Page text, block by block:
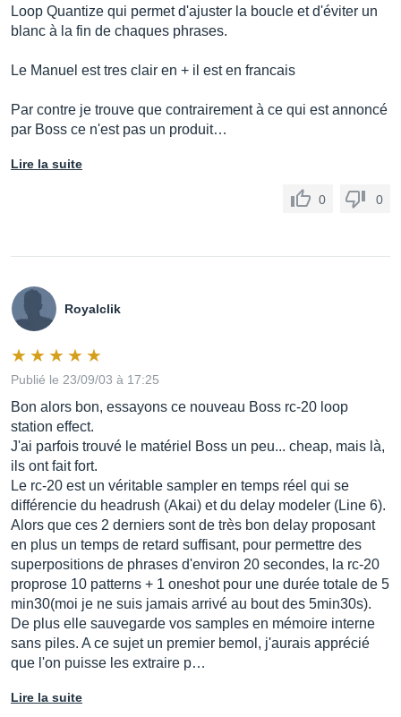
Loop Quantize qui permet d'ajuster la boucle et d'éviter un
blanc à la fin de chaques phrases.
Le Manuel est tres clair en + il est en francais
Par contre je trouve que contrairement à ce qui est annoncé
par Boss ce n'est pas un produit…
Lire la suite
0 0
Royalclik
Publié le 23/09/03 à 17:25
Bon alors bon, essayons ce nouveau Boss rc-20 loop
station effect.
J'ai parfois trouvé le matériel Boss un peu... cheap, mais là,
ils ont fait fort.
Le rc-20 est un véritable sampler en temps réel qui se
différencie du headrush (Akai) et du delay modeler (Line 6).
Alors que ces 2 derniers sont de très bon delay proposant
en plus un temps de retard suffisant, pour permettre des
superpositions de phrases d'environ 20 secondes, la rc-20
proprose 10 patterns + 1 oneshot pour une durée totale de 5
min30(moi je ne suis jamais arrivé au bout des 5min30s).
De plus elle sauvegarde vos samples en mémoire interne
sans piles. A ce sujet un premier bemol, j'aurais apprécié
que l'on puisse les extraire p…
Lire la suite